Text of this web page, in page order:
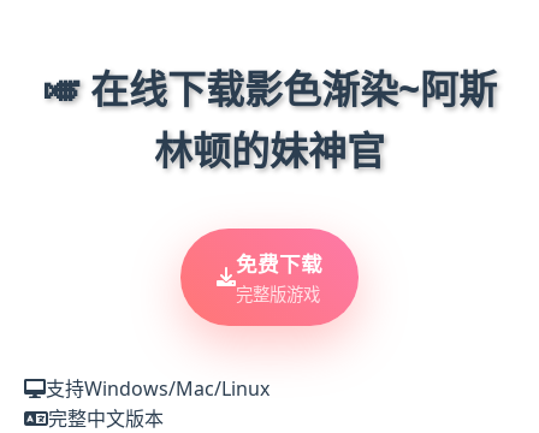
🎺 在线下载影色渐染~阿斯
林顿的妹神官
免费下载
完整版游戏
支持Windows/Mac/Linux
完整中文版本